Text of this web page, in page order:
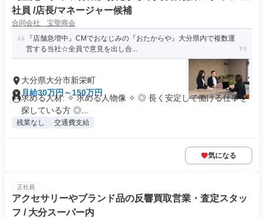
社員 /店長/マネージャー候補
合同会社 宝聖商会
『店舗急増中』CMでおなじみの『おたからや』大分県内で複数運
営する当社☆全員で意見を出し合...
大分県大分市新栄町
月給30万円～150万円
求める人材: ✧ 求める人物像 ✧ ◎ 長く安定して働ける仕事を
探している方 ◎...
残業なし 交通費支給
気になる
正社員
アクセサリーやブランド品の反響買取営業・査定スタッ
フ / 大分スーパー内